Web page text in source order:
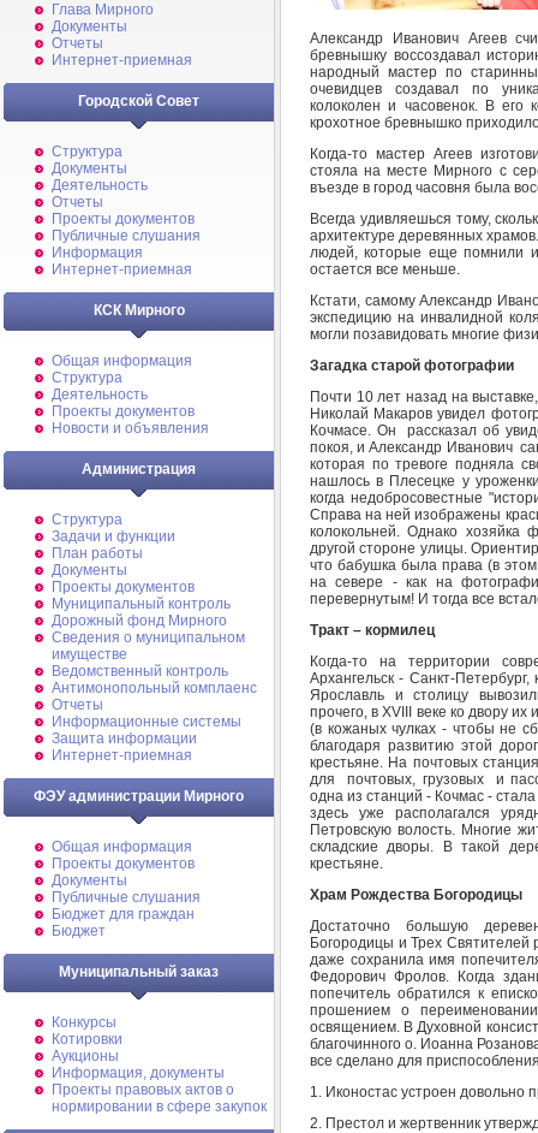
Глава Мирного
Документы
Отчеты
Интернет-приемная
Городской Совет
Структура
Документы
Деятельность
Отчеты
Проекты документов
Публичные слушания
Информация
Интернет-приемная
КСК Мирного
Общая информация
Структура
Деятельность
Проекты документов
Новости и объявления
Администрация
Структура
Задачи и функции
План работы
Документы
Проекты документов
Муниципальный контроль
Дорожный фонд Мирного
Cведения о муниципальном
имуществе
Ведомственный контроль
Антимонопольный комплаенс
Отчеты
Информационные системы
Защита информации
Интернет-приемная
ФЭУ администрации Мирного
Общая информация
Проекты документов
Документы
Публичные слушания
Бюджет для граждан
Бюджет
Муниципальный заказ
Конкурсы
Котировки
Аукционы
Информация, документы
Проекты правовых актов о
нормировании в сфере закупок
Александр Иванович Агеев
бревнышку воссоздавал
народный мастер по
очевидцев создавал по
колоколен и часовенок. В его
крохотное бревнышко
Когда-то мастер Агеев
стояла на месте Мирного с
въезде в город часовня была
Всегда удивляешься тому,
архитектуре деревянных
людей, которые еще помнили
остается все меньше.
Кстати, самому Александр
экспедицию на инвалидной
могли позавидовать многие
Загадка старой фотографии
Почти 10 лет назад на
Николай Макаров увидел
Кочмасе. Он рассказал об
покоя, и Александр Иванович
которая по тревоге подняла
нашлось в Плесецке у
когда недобросовестные
Справа на ней изображены
колокольней. Однако хозяйка
другой стороне улицы.
что бабушка была права (в
на севере - как на
перевернутым! И тогда все
Тракт – кормилец
Когда-то на территории
Архангельск - Санкт-
Ярославль и столицу
прочего, в XVIII веке ко двору
(в кожаных чулках - чтобы не
благодаря развитию этой
крестьяне. На почтовых
для почтовых, грузовых и
одна из станций - Кочмас -
здесь уже располагался
Петровскую волость. Многие
складские дворы. В такой
крестьяне.
Храм Рождества Богородицы
Достаточно большую
Богородицы и Трех Святителей
даже сохранила имя
Федорович Фролов. Когда
попечитель обратился к
прошением о
освящением. В Духовной
благочинного о. Иоанна
все сделано для
1. Иконостас устроен довольно
2. Престол и жертвенник